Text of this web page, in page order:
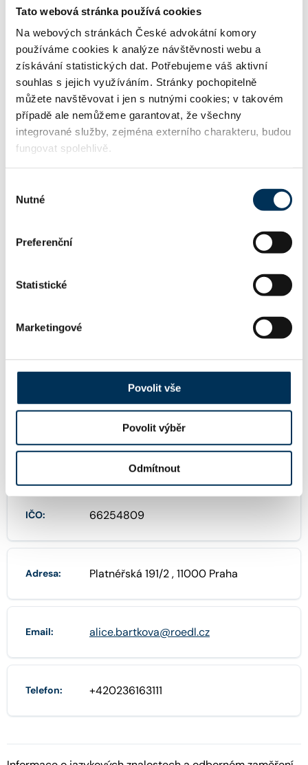
Tato webová stránka používá cookies
Na webových stránkách České advokátní komory
používáme cookies k analýze návštěvnosti webu a
získávání statistických dat. Potřebujeme váš aktivní
souhlas s jejich využíváním. Stránky pochopitelně
můžete navštěvovat i jen s nutnými cookies; v takovém
případě ale nemůžeme garantovat, že všechny
integrované služby, zejména externího charakteru, budou
fungovat spolehlivě.
souhlasu
Nutné
Preferenční
Statistické
Marketingové
Povolit vše
Povolit výběr
Odmítnout
47 pojišťovací právo
TRVALE SPOLUPRACUJE S FIRMOU
Rödl Legal, s.r.o.
Telefon:
Název:
JUDr. Alice Kubová Bártková, M.E.S., ad
vokátka
IČO: 66254809
Adresa: Platnéřská 191/2 , 11000 Praha
Email: alice.bartkova@roedl.cz
Telefon: +420236163111